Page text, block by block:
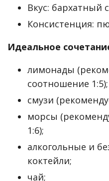
Вкус: бархатный
Консистенция:
Идеальное
лимонады
соотношение 1:5);
смузи
морсы
1:6);
алкогольные и
коктейли;
чай;